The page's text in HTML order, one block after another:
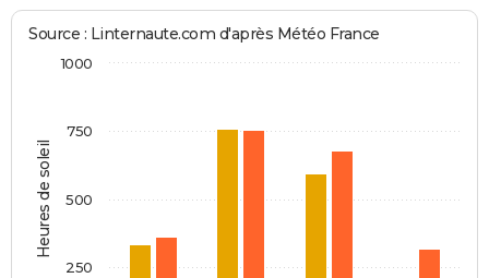
Heures de soleil
Source : Linternaute.com d'après Météo France
250
500
750
1000